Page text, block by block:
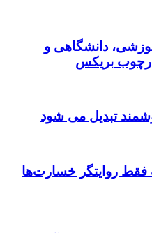
دانشگاهی و
بریکس
تبدیل می شود
روایتگر خسارت‌ها